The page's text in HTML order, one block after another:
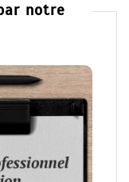
notre